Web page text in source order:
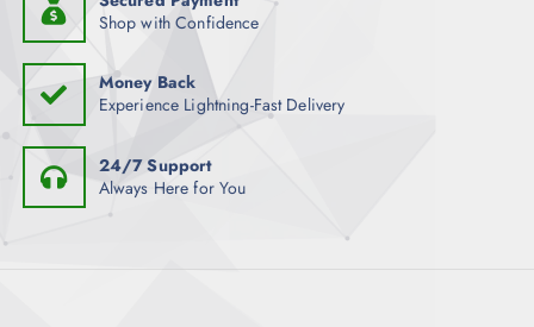
Shop with Confidence
Money Back
Experience Lightning-Fast Delivery
24/7 Support
Always Here for You